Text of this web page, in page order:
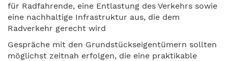
für Radfahrende, eine Entlastung des Verkehrs sowie
eine nachhaltige Infrastruktur aus, die dem
Radverkehr gerecht wird
Gespräche mit den Grundstückseigentümern sollten
möglichst zeitnah erfolgen, die eine praktikable